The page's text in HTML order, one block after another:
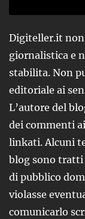
Digiteller.it
giornalistica e
stabilita. Non
editoriale ai
L’autore del
dei commenti
linkati. Alcuni
blog sono
di pubblico
violasse
comunicarlo